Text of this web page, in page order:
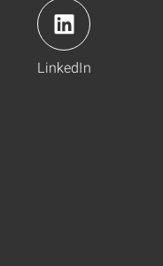
LinkedIn